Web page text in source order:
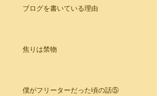
ブログを書いている理由
焦りは禁物
僕がフリーターだった頃の話⑤